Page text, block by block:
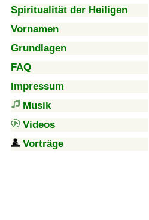
Spiritualität der Heiligen
Vornamen
Grundlagen
FAQ
Impressum
Musik
Videos
Vorträge